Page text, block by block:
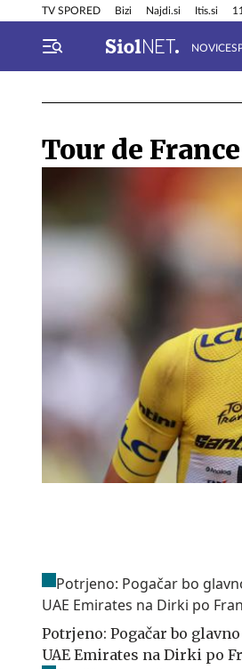
TV SPORED Bizi Najdi.si Itis.si
NOVICE
Info in obvestila
Tour de France
Potrjeno: Pogačar bo
UAE Emirates na Dirki po